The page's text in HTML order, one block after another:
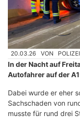
20.03.26 VON
In der Nacht auf
Autofahrer auf der
Dabei wurde er eher
Sachschaden von
musste für rund drei